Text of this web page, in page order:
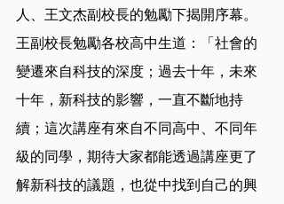
人、王文杰副校長的勉勵下揭開序幕。
王副校長勉勵各校高中生道：「社會的
變遷來自科技的深度；過去十年，未來
十年，新科技的影響，一直不斷地持
續；這次講座有來自不同高中、不同年
級的同學，期待大家都能透過講座更了
解新科技的議題，也從中找到自己的興